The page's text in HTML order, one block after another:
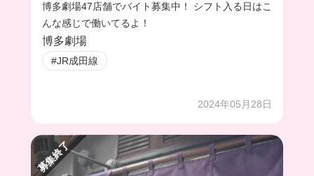
博多劇場47店舗でバイト募集中！ シフト入る日はこ
んな感じで働いてるよ！
博多劇場
#JR成田線
2024年05月28日
募集終了